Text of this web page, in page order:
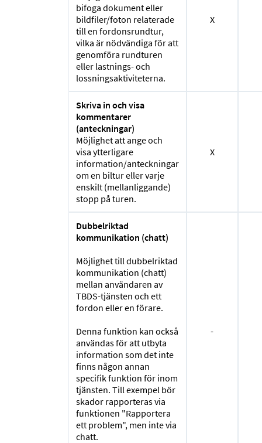
bifoga dokument eller
bildfiler/foton relaterade
till en fordonsrundtur,
vilka är nödvändiga för att
genomföra rundturen
eller lastnings- och
lossningsaktiviteterna.
X
Skriva in och visa
kommentarer
(anteckningar)
Möjlighet att ange och
visa ytterligare
information/anteckningar
om en biltur eller varje
enskilt (mellanliggande)
stopp på turen.
X
Dubbelriktad
kommunikation (chatt)
Möjlighet till dubbelriktad
kommunikation (chatt)
mellan användaren av
TBDS-tjänsten och ett
fordon eller en förare.
Denna funktion kan också
användas för att utbyta
information som det inte
finns någon annan
specifik funktion för inom
tjänsten. Till exempel bör
skador rapporteras via
funktionen "Rapportera
ett problem", men inte via
chatt.
-